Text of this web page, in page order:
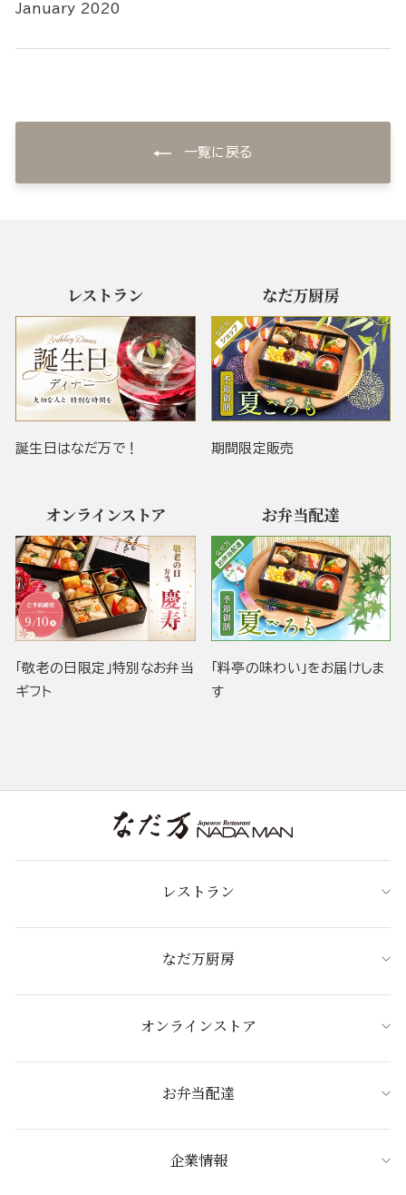
January 2020
一覧に戻る
レストラン
誕生日はなだ万で！
なだ万厨房
期間限定販売
オンラインストア
「敬老の日限定」特別なお弁当
ギフト
お弁当配達
「料亭の味わい」をお届けしま
す
レストラン
なだ万厨房
オンラインストア
お弁当配達
企業情報